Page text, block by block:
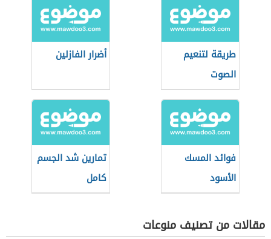
طريقة لتنعيم
الصوت
أضرار الفازلين
فوائد المسك
الأسود
تمارين شد الجسم
كامل
مقالات من تصنيف منوعات